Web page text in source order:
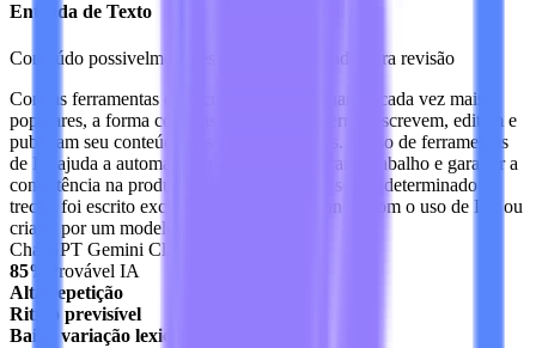
Entrada de Texto
Conteúdo possivelmente escrito por IA colado para revisão
Com as ferramentas de escrita de IA se tornando cada vez mais
populares, a forma como as empresas modernas escrevem, editam e
publicam seu conteúdo passa por mudanças. O uso de ferramentas
de IA ajuda a automatizar processos, acelerar o trabalho e garantir a
consistência na produção. É crucial avaliar se um determinado
trecho foi escrito exclusivamente por humanos, com o uso de IA, ou
criado por um modelo de IA.
ChatGPT Gemini Claude
85%
Provável IA
Alta repetição
Ritmo previsível
Baixa variação lexical